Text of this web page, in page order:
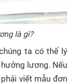
là gì?
ta có thể lý
lương. Nếu
viết mẫu đơn